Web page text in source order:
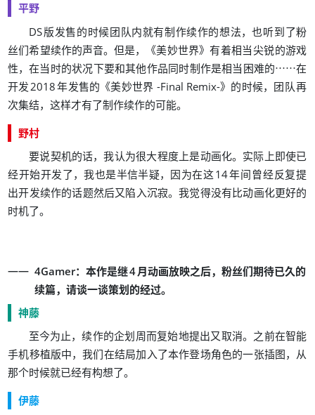
平野
DS版发售的时候团队内就有制作续作的想法，也听到了粉
丝们希望续作的声音。但是， 《美妙世界》有着相当尖锐的游戏
性，在当时的状况下要和其他作品同时制作是相当困难的……在
开发 2018年发售的 《美妙世界 -Final Remix-》 的时候， 团队再
次集结，这样才有了制作续作的可能。
野村
要说契机的话，我认为很大程度上是动画化。 实际上即使已
经开始开发了 ，我也是半信半疑， 因为在这14年间曾经反复提
出开发续作的话题然后又陷入沉寂。我觉得没有比动画化更好的
时机了。
4Gamer： 本作是继4月动画放映之后， 粉丝们期待已久的
续篇， 请谈一谈策划的经过。
神藤
至今为止，续作的企划周而复始地提出又取消。 之前在智能
手机移植版中，我们在结局加入了本作登场角色的一张插图， 从
那个时候就已经有构想了。
伊藤